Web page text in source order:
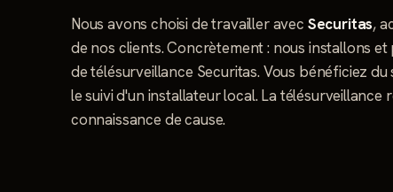
Nous avons choisi de travailler avec Securitas,
de nos clients. Concrètement : nous installons
de télésurveillance Securitas. Vous bénéficiez
le suivi d'un installateur local. La télésurveillance
connaissance de cause.